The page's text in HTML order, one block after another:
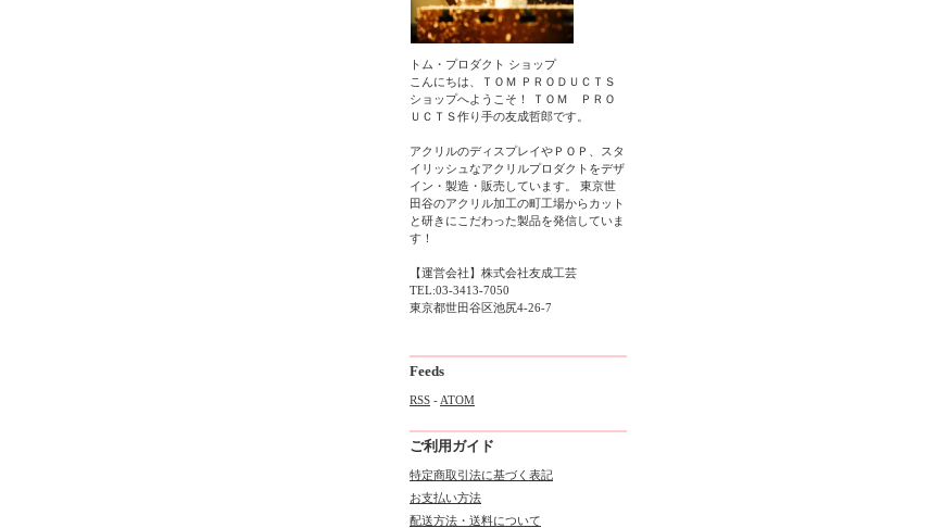
トム・プロダクト ショップ
こんにちは、ＴＯＭ ＰＲＯＤＵＣＴＳ
ショップへようこそ！ ＴＯＭ ＰＲＯ
ＵＣＴＳ作り手の友成哲郎です。
アクリルのディスプレイやＰＯＰ、スタ
イリッシュなアクリルプロダクトをデザ
イン・製造・販売しています。 東京世
田谷のアクリル加工の町工場からカット
と研きにこだわった製品を発信していま
す！
【運営会社】株式会社友成工芸
TEL:03-3413-7050
東京都世田谷区池尻4-26-7
Feeds
RSS - ATOM
ご利用ガイド
特定商取引法に基づく表記
お支払い方法
配送方法・送料について